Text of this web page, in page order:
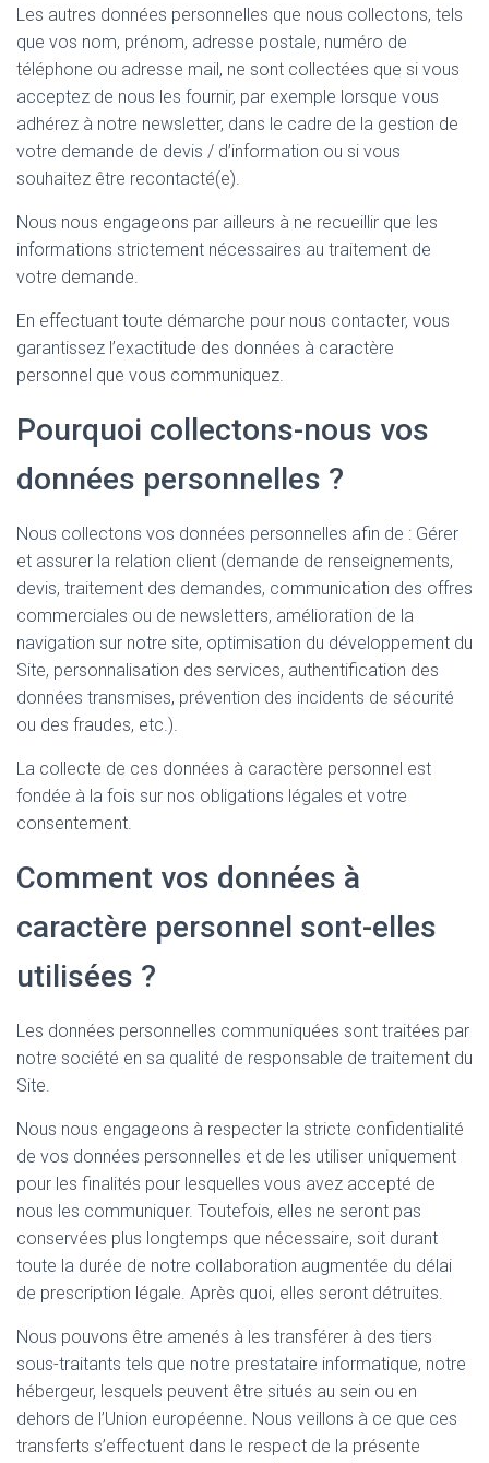
Les autres données personnelles que nous collectons, tels
que vos nom, prénom, adresse postale, numéro de
téléphone ou adresse mail, ne sont collectées que si vous
acceptez de nous les fournir, par exemple lorsque vous
adhérez à notre newsletter, dans le cadre de la gestion de
votre demande de devis / d’information ou si vous
souhaitez être recontacté(e).
Nous nous engageons par ailleurs à ne recueillir que les
informations strictement nécessaires au traitement de
votre demande.
En effectuant toute démarche pour nous contacter, vous
garantissez l’exactitude des données à caractère
personnel que vous communiquez.
Pourquoi collectons-nous vos
données personnelles ?
Nous collectons vos données personnelles afin de : Gérer
et assurer la relation client (demande de renseignements,
devis, traitement des demandes, communication des offres
commerciales ou de newsletters, amélioration de la
navigation sur notre site, optimisation du développement du
Site, personnalisation des services, authentification des
données transmises, prévention des incidents de sécurité
ou des fraudes, etc.).
La collecte de ces données à caractère personnel est
fondée à la fois sur nos obligations légales et votre
consentement.
Comment vos données à
caractère personnel sont-elles
utilisées ?
Les données personnelles communiquées sont traitées par
notre société en sa qualité de responsable de traitement du
Site.
Nous nous engageons à respecter la stricte confidentialité
de vos données personnelles et de les utiliser uniquement
pour les finalités pour lesquelles vous avez accepté de
nous les communiquer. Toutefois, elles ne seront pas
conservées plus longtemps que nécessaire, soit durant
toute la durée de notre collaboration augmentée du délai
de prescription légale. Après quoi, elles seront détruites.
Nous pouvons être amenés à les transférer à des tiers
sous-traitants tels que notre prestataire informatique, notre
hébergeur, lesquels peuvent être situés au sein ou en
dehors de l’Union européenne. Nous veillons à ce que ces
transferts s’effectuent dans le respect de la présente